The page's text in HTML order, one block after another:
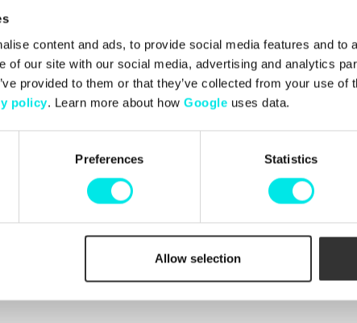
content and ads, to provide social media features and to
of our site with our social media, advertising and analytics
provided to them or that they’ve collected from your use
policy. Learn more about how Google uses data.
Preferences Statistics
Allow selection
och Johan, som
för sneakers genom
varianter samt
Footish snabbt ett
Info
Kontakta oss
Byten och returer
Reklamationer
Köpvillkor
Beställningar